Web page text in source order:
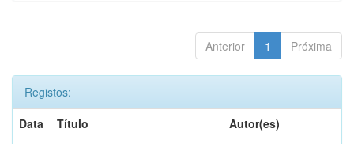
Anterior 1 Próxima
Registos:
Data
Título
Autor(es)